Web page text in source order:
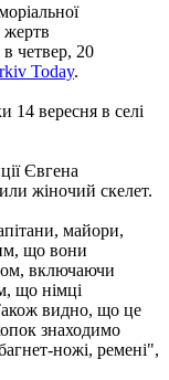
жертв
в четвер, 20
Today.
14 вересня в селі
Євгена
жіночий скелет.
майори,
що вони
включаючи
що німці
видно, що це
знаходимо
ножі, ремені",